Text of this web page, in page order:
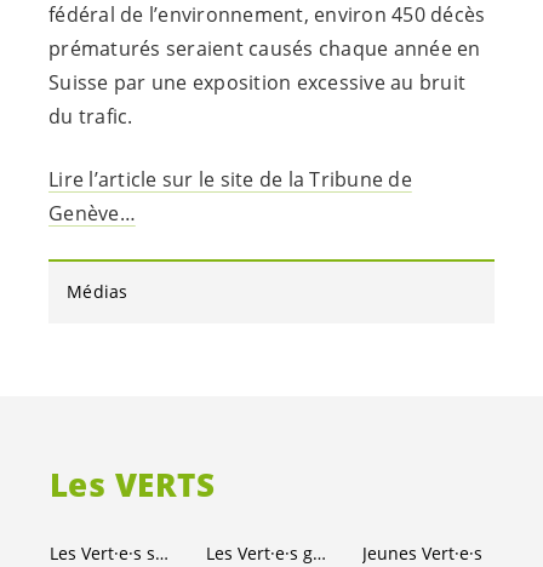
fédéral de l’environnement, environ 450 décès
prématurés seraient causés chaque année en
Suisse par une exposition excessive au bruit
du trafic.
Lire l’article sur le site de la Tribune de
Genève…
Médias
Les VERTS
Les Vert·e·s suisses Les Vert·e·s genevois·es Jeunes Vert·e·s